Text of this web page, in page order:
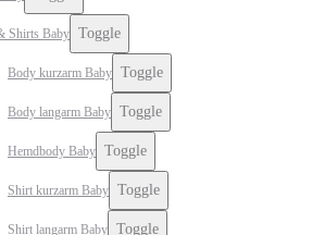
Shirts Baby Toggle
Body kurzarm Baby Toggle
Body langarm Baby Toggle
Hemdbody Baby Toggle
Shirt kurzarm Baby Toggle
Shirt langarm Baby Toggle